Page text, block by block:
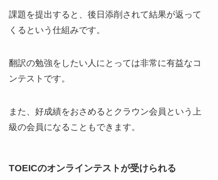
課題を提出すると、後日添削されて結果が返って
くるという仕組みです。
翻訳の勉強をしたい人にとっては非常に有益なコ
ンテストです。
また、好成績をおさめるとクラウン会員という上
級の会員になることもできます。
TOEICのオンラインテストが受けられる